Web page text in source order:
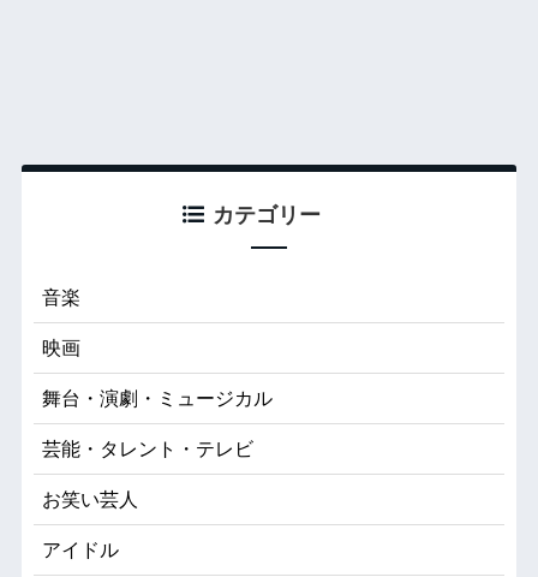
カテゴリー
音楽
映画
舞台・演劇・ミュージカル
芸能・タレント・テレビ
お笑い芸人
アイドル